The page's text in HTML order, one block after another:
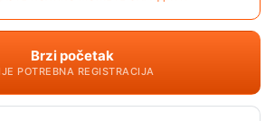
Brzi početak
POTREBNA REGISTRACIJA